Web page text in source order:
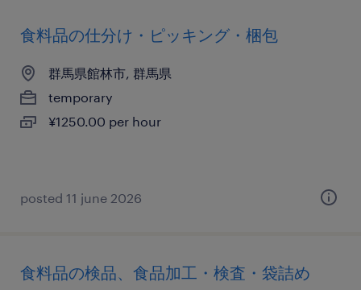
食料品の仕分け・ピッキング・梱包
群馬県館林市, 群馬県
temporary
¥1250.00 per hour
posted 11 june 2026
食料品の検品、食品加工・検査・袋詰め